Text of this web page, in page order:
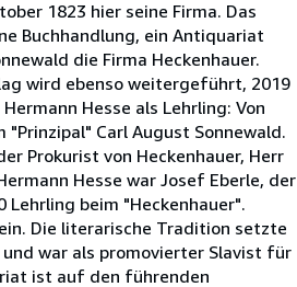
1823 hier seine Firma. Das
Buchhandlung, ein Antiquariat
die Firma Heckenhauer.
wird ebenso weitergeführt, 2019
Hesse als Lehrling: Von
"Prinzipal" Carl August Sonnewald.
Prokurist von Heckenhauer, Herr
Hesse war Josef Eberle, der
Lehrling beim "Heckenhauer".
Die literarische Tradition setzte
war als promovierter Slavist für
ist auf den führenden